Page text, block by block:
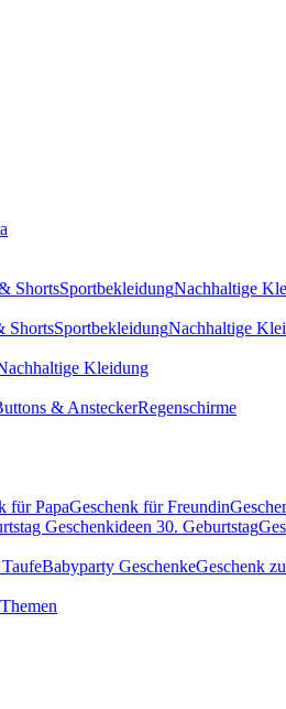
ShortsSportbekleidungNachhaltige
ShortsSportbekleidungNachhaltige
Kleidung
& AnsteckerRegenschirme
für PapaGeschenk für Freundin
Geschenkideen 30. Geburtstag
Babyparty GeschenkeGeschenk